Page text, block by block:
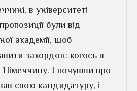
в університеті
були від
академії, щоб
закордон: когось в
Німеччину. І почувши про
свою кандидатуру, і